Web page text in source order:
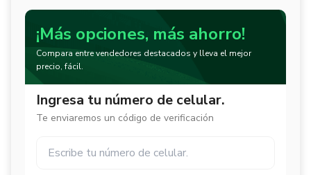
¡Más opciones, más ahorro!
Compara entre vendedores destacados y lleva el mejor
precio, fácil.
Ingresa tu número de celular.
Te enviaremos un código de verificación